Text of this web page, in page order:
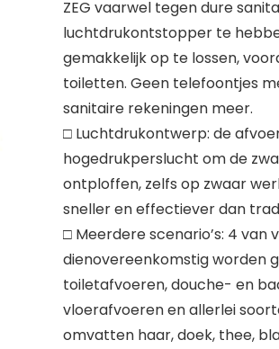
ZEG vaarwel tegen dure
luchtdrukontstopper te
gemakkelijk op te lossen,
toiletten. Geen telefoontjes
sanitaire rekeningen meer.
□ Luchtdrukontwerp: de
hogedrukperslucht om de
ontploffen, zelfs op zwaar
sneller en effectiever dan
□ Meerdere scenario’s: 4 van
dienovereenkomstig worden
toiletafvoeren, douche- en
vloerafvoeren en allerlei
omvatten haar, doek, thee,